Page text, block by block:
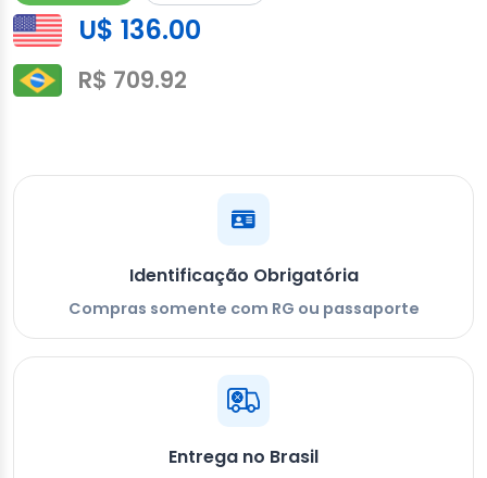
U$ 136.00
R$ 709.92
Identificação Obrigatória
Compras somente com RG ou passaporte
Entrega no Brasil